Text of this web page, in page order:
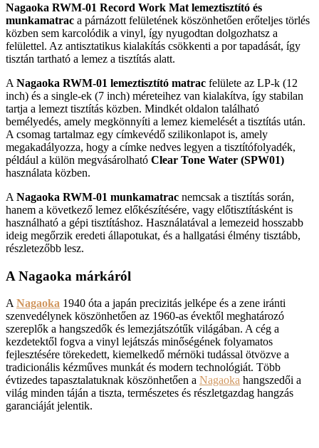
Nagaoka RWM-01 Record Work Mat lemeztisztító és
munkamatrac a párnázott felületének köszönhetően erőteljes törlés
közben sem karcolódik a vinyl, így nyugodtan dolgozhatsz a
felülettel. Az antisztatikus kialakítás csökkenti a por tapadását, így
tisztán tartható a lemez a tisztítás alatt.
A Nagaoka RWM-01 lemeztisztító matrac felülete az LP-k (12
inch) és a single-ek (7 inch) méreteihez van kialakítva, így stabilan
tartja a lemezt tisztítás közben. Mindkét oldalon található
bemélyedés, amely megkönnyíti a lemez kiemelését a tisztítás után.
A csomag tartalmaz egy címkevédő szilikonlapot is, amely
megakadályozza, hogy a címke nedves legyen a tisztítófolyadék,
például a külön megvásárolható Clear Tone Water (SPW01)
használata közben.
A Nagaoka RWM-01 munkamatrac nemcsak a tisztítás során,
hanem a következő lemez előkészítésére, vagy előtisztításként is
használható a gépi tisztításhoz. Használatával a lemezeid hosszabb
ideig megőrzik eredeti állapotukat, és a hallgatási élmény tisztább,
részletezőbb lesz.
A Nagaoka márkáról
A Nagaoka 1940 óta a japán precizitás jelképe és a zene iránti
szenvedélynek köszönhetően az 1960-as évektől meghatározó
szereplők a hangszedők és lemezjátszótűk világában. A cég a
kezdetektől fogva a vinyl lejátszás minőségének folyamatos
fejlesztésére törekedett, kiemelkedő mérnöki tudással ötvözve a
tradicionális kézműves munkát és modern technológiát. Több
évtizedes tapasztalatuknak köszönhetően a Nagaoka hangszedői a
világ minden táján a tiszta, természetes és részletgazdag hangzás
garanciáját jelentik.